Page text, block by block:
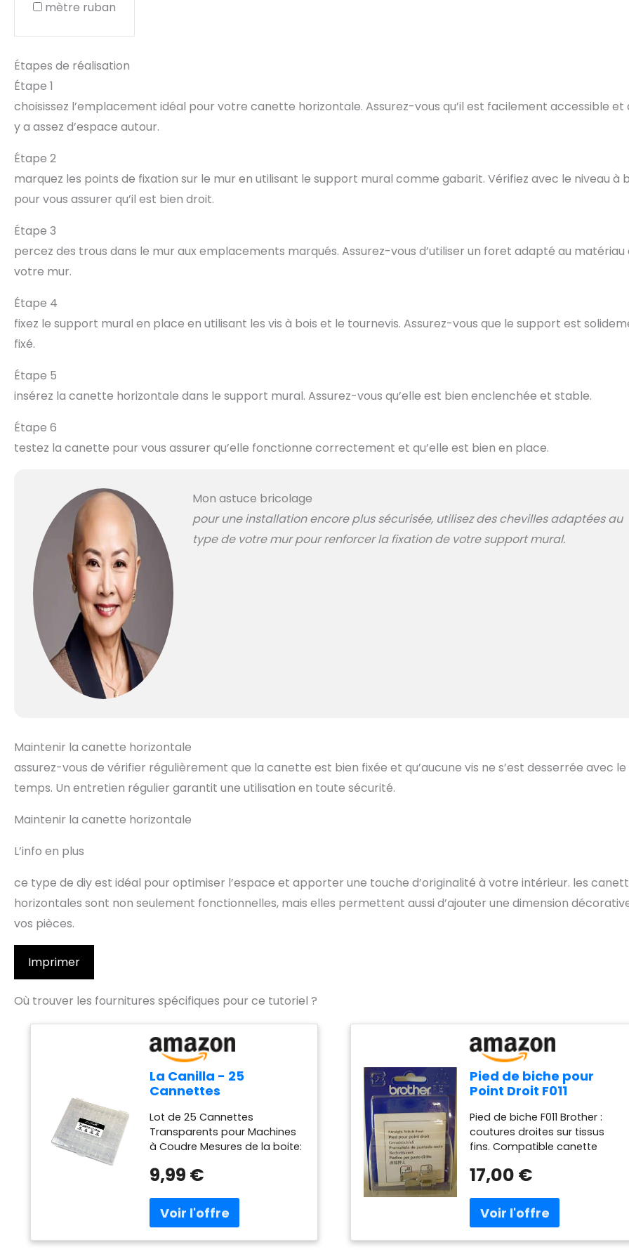
mètre ruban
Étapes de réalisation
Étape 1
choisissez l’emplacement idéal pour votre canette horizontale. Assurez-vous qu’il est facilement accessible et
y a assez d’espace autour.
Étape 2
marquez les points de fixation sur le mur en utilisant le support mural comme gabarit. Vérifiez avec le niveau à
pour vous assurer qu’il est bien droit.
Étape 3
percez des trous dans le mur aux emplacements marqués. Assurez-vous d’utiliser un foret adapté au matériau
votre mur.
Étape 4
fixez le support mural en place en utilisant les vis à bois et le tournevis. Assurez-vous que le support est
fixé.
Étape 5
insérez la canette horizontale dans le support mural. Assurez-vous qu’elle est bien enclenchée et stable.
Étape 6
testez la canette pour vous assurer qu’elle fonctionne correctement et qu’elle est bien en place.
Mon astuce bricolage
pour une installation encore plus sécurisée, utilisez des chevilles adaptées au
type de votre mur pour renforcer la fixation de votre support mural.
Maintenir la canette horizontale
assurez-vous de vérifier régulièrement que la canette est bien fixée et qu’aucune vis ne s’est desserrée avec le
temps. Un entretien régulier garantit une utilisation en toute sécurité.
Maintenir la canette horizontale
L’info en plus
ce type de diy est idéal pour optimiser l’espace et apporter une touche d’originalité à votre intérieur. les
horizontales sont non seulement fonctionnelles, mais elles permettent aussi d’ajouter une dimension
vos pièces.
Imprimer
Où trouver les fournitures spécifiques pour ce tutoriel ?
La Canilla - 25
Cannettes
Machine à Coudre
Brother, Singer, Elna,
Janome, Lidl, AEG
11.5mm x 20.5mm
Lot de 25 Cannettes
Transparents pour Machines
à Coudre Mesures de la boite:
des canettes: 11.5 x 20.5 mm
boitier de canette Réf.
15277ZZ Boitier de cannette
9,99 €
Pied de biche pour
Point Droit F011
- Brother
Pied de biche F011 Brother :
coutures droites sur tissus
fins. Compatible canette
garantis. Achetez-le ! Pied de
(canette horizontale) -
Brother — l' accessoire
17,00 €